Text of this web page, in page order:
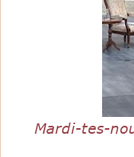
Mardi-tes-